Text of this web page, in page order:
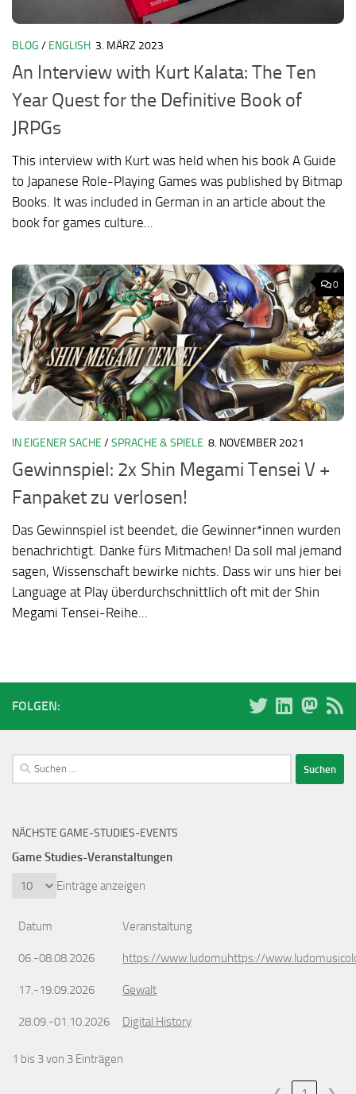
BLOG / ENGLISH 3. MÄRZ 2023
An Interview with Kurt Kalata: The Ten
Year Quest for the Definitive Book of
JRPGs
This interview with Kurt was held when his book A Guide
to Japanese Role-Playing Games was published by Bitmap
Books. It was included in German in an article about the
book for games culture...
0
IN EIGENER SACHE /SPRACHE & SPIELE 8. NOVEMBER 2021
Gewinnspiel: 2x Shin Megami Tensei V +
Fanpaket zu verlosen!
Das Gewinnspiel ist beendet, die Gewinner*innen wurden
benachrichtigt. Danke fürs Mitmachen! Da soll mal jemand
sagen, Wissenschaft bewirke nichts. Dass wir uns hier bei
Language at Play überdurchschnittlich oft mit der Shin
Megami Tensei-Reihe...
FOLGEN:
Suchen
nach:
NÄCHSTE GAME-STUDIES-EVENTS
Game Studies-Veranstaltungen
Einträge anzeigen
Datum Veranstaltung
06.-08.08.2026 https://www.ludomuhttps://
17.-19.09.2026 Gewalt
28.09.-01.10.2026 Digital History
1 bis 3 von 3 Einträgen